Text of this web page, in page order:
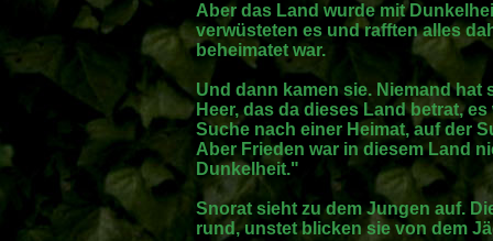
Aber das Land wurde mit
verwüsteten es und rafften alles
beheimatet war.
Und dann kamen sie. Niemand hat
Heer, das da dieses Land betrat,
Suche nach einer Heimat, auf der
Aber Frieden war in diesem Land
Dunkelheit."
Snorat sieht zu dem Jungen auf.
rund, unstet blicken sie von dem